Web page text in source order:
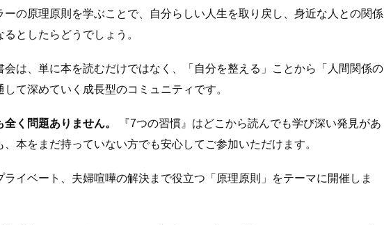
ーの原理原則を学ぶことで、自分らしい人生を取り戻し、身近な人との関係
としたらどうでしょう。
会は、単に本を読むだけではなく、「自分を整える」ことから「人間関係の
て深めていく成長型のコミュニティです。
く問題ありません。
『7つの習慣』はどこから読んでも学び深い発見があ
、本をまだ持っていない方でも安心してご参加いただけます。
イベート、夫婦喧嘩の解決まで役立つ「原理原則」をテーマに開催しま